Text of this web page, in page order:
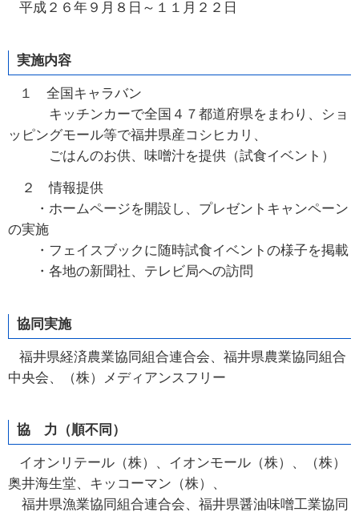
平成２６年９月８日～１１月２２日
実施内容
１ 全国キャラバン
キッチンカーで全国４７都道府県をまわり、ショ
ッピングモール等で福井県産コシヒカリ、
ごはんのお供、味噌汁を提供（試食イベント）
２ 情報提供
・ホームページを開設し、プレゼントキャンペーン
の実施
・フェイスブックに随時試食イベントの様子を掲載
・各地の新聞社、テレビ局への訪問
協同実施
福井県経済農業協同組合連合会、福井県農業協同組合
中央会、（株）メディアンスフリー
協 力（順不同）
イオンリテール（株）、イオンモール（株）、（株）
奥井海生堂、キッコーマン（株）、
福井県漁業協同組合連合会、福井県醤油味噌工業協同